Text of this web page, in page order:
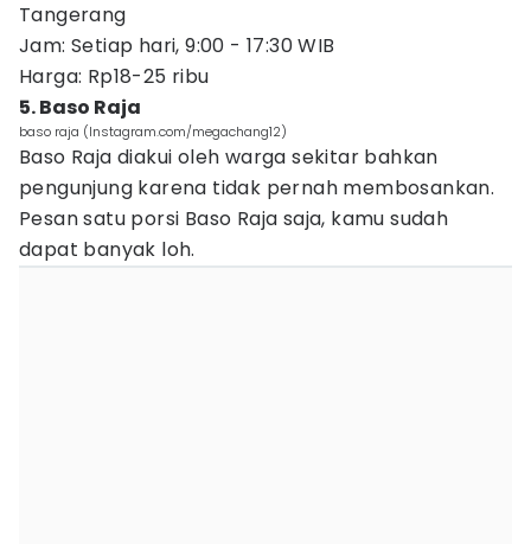
Tangerang
Jam: Setiap hari, 9:00 - 17:30 WIB
Harga: Rp18-25 ribu
5. Baso Raja
baso raja (Instagram.com/megachang12)
Baso Raja diakui oleh warga sekitar bahkan
pengunjung karena tidak pernah membosankan.
Pesan satu porsi Baso Raja saja, kamu sudah
dapat banyak loh.